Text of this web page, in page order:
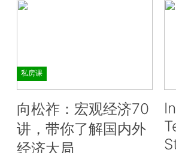
私房课
向松祚：宏观经济70
讲，带你了解国内外
经济大局